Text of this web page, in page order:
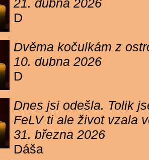
21. dubna 2026
D
Dvěma kočulkám z
10. dubna 2026
D
Dnes jsi odešla. Tolik
FeLV ti ale život vzala
31. března 2026
Dáša